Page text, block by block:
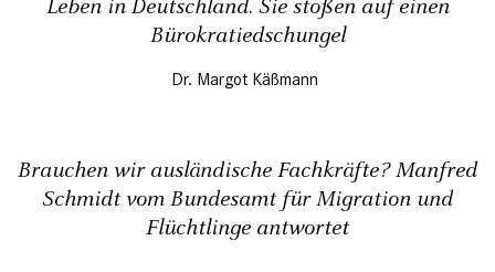
Leben in Deutschland. Sie stoßen auf einen
Bürokratiedschungel
Dr. Margot Käßmann
Brauchen wir ausländische Fachkräfte? Manfred
Schmidt vom Bundesamt für Migration und
Flüchtlinge antwortet